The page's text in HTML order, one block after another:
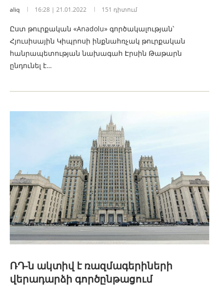
aliq 16:28 | 21.01.2022 151 դիտում
Ըստ թուրքական «Anadolu» գործակալության՝
Հյուսիսային Կիպրոսի ինքնահռչակ թուրքական
հանրապետության նախագահ Էրսին Թաթարն
ընդունել է…
ՌԴ-ն ակտիվ է ռազմագերիների
վերադարձի գործընթացում